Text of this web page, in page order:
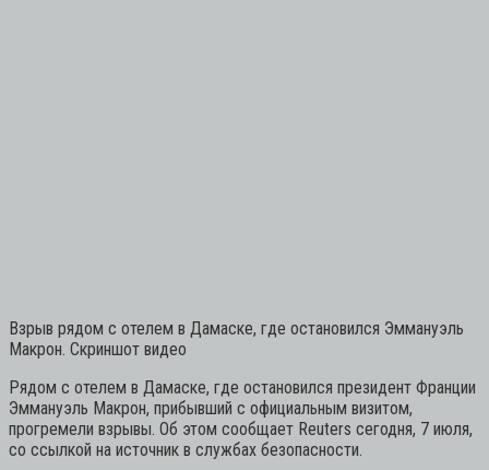
Взрыв рядом с отелем в Дамаске, где остановился Эммануэль
Макрон. Скриншот видео
Рядом с отелем в Дамаске, где остановился президент Франции
Эммануэль Макрон, прибывший с официальным визитом,
прогремели взрывы. Об этом сообщает Reuters сегодня, 7 июля,
со ссылкой на источник в службах безопасности.